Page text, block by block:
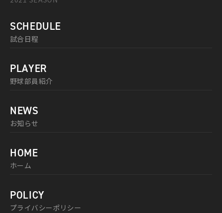
SCHEDULE
試合日程
PLAYER
野球部員紹介
NEWS
お知らせ
HOME
ホーム
POLICY
プライバシーポリシー